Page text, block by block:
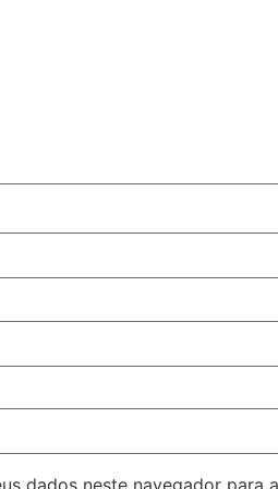
dados neste navegador para